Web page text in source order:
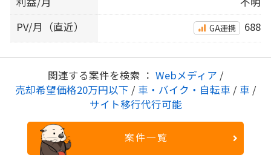
PV/月（直近）
GA連携 688
関連する案件を検索 ： Webメディア /
売却希望価格20万円以下 / 車・バイク・自転車 / 車 /
サイト移行代行可能
案件一覧